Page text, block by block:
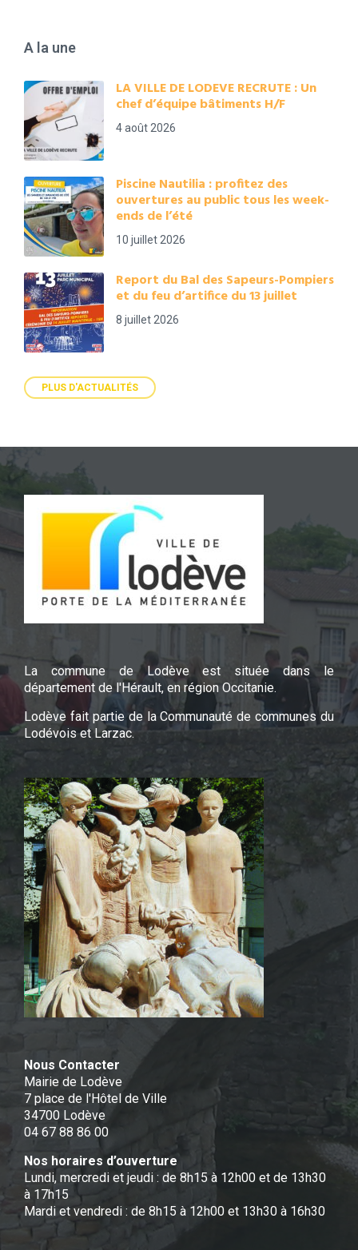
A la une
LA VILLE DE LODEVE RECRUTE : Un
chef d’équipe bâtiments H/F
4 août 2026
Piscine Nautilia : profitez des
ouvertures au public tous les week-
ends de l’été
10 juillet 2026
Report du Bal des Sapeurs-Pompiers
et du feu d’artifice du 13 juillet
8 juillet 2026
PLUS D'ACTUALITÉS
La commune de Lodève est située dans le
département de l'Hérault, en région Occitanie.
Lodève fait partie de la Communauté de communes du
Lodévois et Larzac.
Nous Contacter
Mairie de Lodève
7 place de l'Hôtel de Ville
34700 Lodève
04 67 88 86 00
Nos horaires d’ouverture
Lundi, mercredi et jeudi : de 8h15 à 12h00 et de 13h30
à 17h15
Mardi et vendredi : de 8h15 à 12h00 et 13h30 à 16h30